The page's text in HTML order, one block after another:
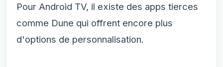
Pour Android TV, il existe des apps tierces
comme Dune qui offrent encore plus
d'options de personnalisation.